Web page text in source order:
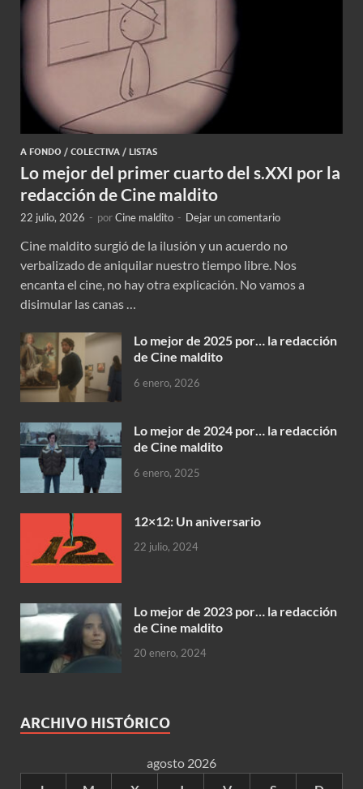
A FONDO / COLECTIVA / LISTAS
Lo mejor del primer cuarto del s.XXI por la
redacción de Cine maldito
22 julio, 2026 - porCine maldito - Dejar un comentario
Cine maldito surgió de la ilusión y un acuerdo no
verbalizado de aniquilar nuestro tiempo libre. Nos
encanta el cine, no hay otra explicación. No vamos a
disimular las canas …
Lo mejor de 2025 por… la redacción
de Cine maldito
6 enero, 2026
Lo mejor de 2024 por… la redacción
de Cine maldito
6 enero, 2025
12×12: Un aniversario
22 julio, 2024
Lo mejor de 2023 por… la redacción
de Cine maldito
20 enero, 2024
ARCHIVO HISTÓRICO
agosto 2026